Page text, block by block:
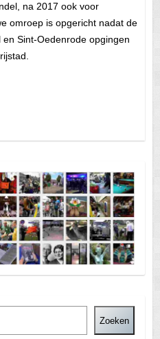
na 2017 ook voor
omroep is opgericht nadat de
Sint-Oedenrode opgingen
Zoeken